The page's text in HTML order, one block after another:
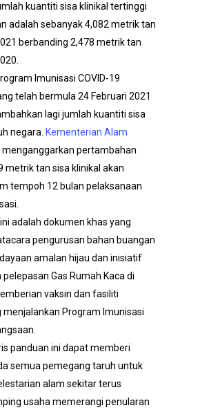
kuantiti sisa klinikal tertinggi
adalah sebanyak 4,082 metrik tan
berbanding 2,478 metrik tan
Imunisasi COVID-19
telah bermula 24 Februari 2021
lagi jumlah kuantiti sisa
negara. Kementerian Alam
menganggarkan pertambahan
metrik tan sisa klinikal akan
tempoh 12 bulan pelaksanaan
adalah dokumen khas yang
pengurusan bahan buangan
amalan hijau dan inisiatif
Gas Rumah Kaca di
vaksin dan fasiliti
menjalankan Program Imunisasi
panduan ini dapat memberi
semua pemegang taruh untuk
alam sekitar terus
usaha memerangi penularan